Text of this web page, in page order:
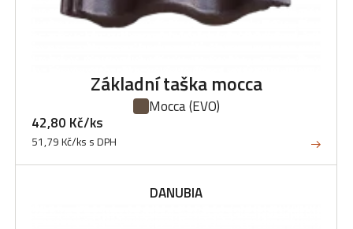
Základní taška mocca
Mocca(EVO)
42,80 Kč/ks
51,79 Kč/ks s DPH
DANUBIA